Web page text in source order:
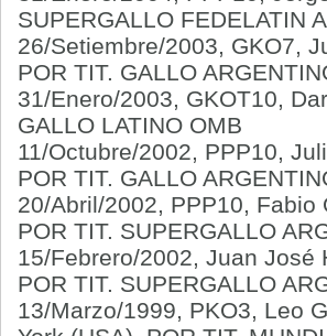
SUPERGALLO FEDELATIN
26/Setiembre/2003, GKO7,
POR TIT. GALLO
31/Enero/2003, GKOT10,
GALLO LATINO OMB
11/Octubre/2002, PPP10,
POR TIT. GALLO
20/Abril/2002, PPP10, Fabio
POR TIT. SUPERGALLO
15/Febrero/2002, Juan José
POR TIT. SUPERGALLO
13/Marzo/1999, PKO3, Leo